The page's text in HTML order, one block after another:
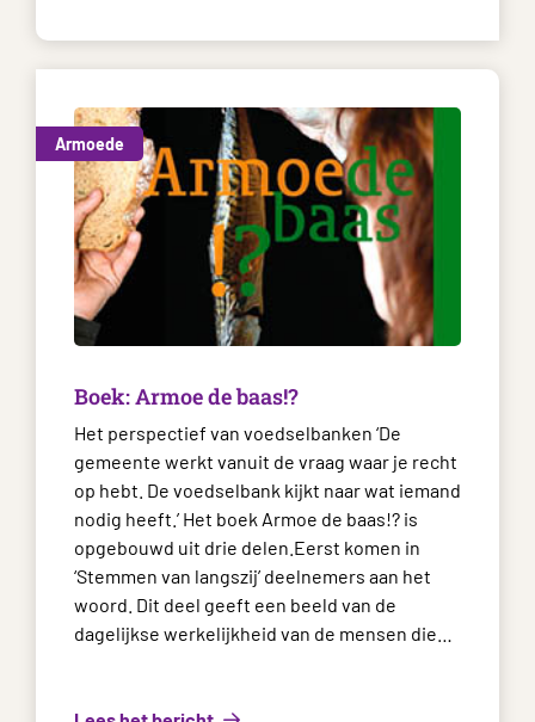
Armoede
Boek: Armoe de baas!?
Het perspectief van voedselbanken ‘De
gemeente werkt vanuit de vraag waar je recht
op hebt. De voedselbank kijkt naar wat iemand
nodig heeft.’ Het boek Armoe de baas!? is
opgebouwd uit drie delen.Eerst komen in
‘Stemmen van langszij’ deelnemers aan het
woord. Dit deel geeft een beeld van de
dagelijkse werkelijkheid van de mensen die…